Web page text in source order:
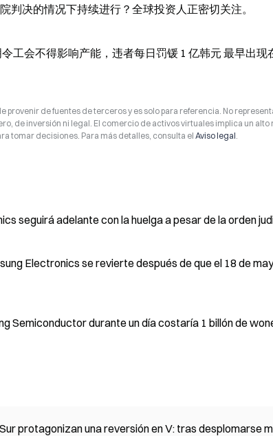
判决的情况下持续进行？全球投资人正密切关注。
工会不得影响产能，违者每日罚锾 1 亿韩元 最早出现
provenir de fuentes de terceros y es solo para referencia. No
de inversión ni legal. El comercio de activos virtuales implica un alto
tomar decisiones. Para más detalles, consulta el Aviso legal.
seguirá adelante con la huelga a pesar de la orden
Electronics se revierte después de que el 18 de
Semiconductor durante un día costaría 1 billón de
protagonizan una reversión en V: tras desplomarse